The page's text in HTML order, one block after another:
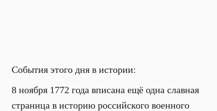
События этого дня в истории:
8 ноября 1772 года вписана ещё одна славная
страница в историю российского военного